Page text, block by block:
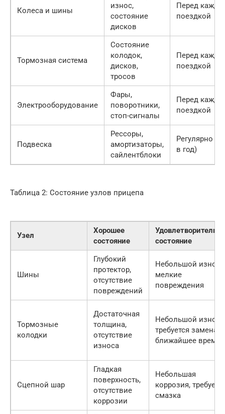
Колеса и шины
износ,
состояние
дисков
Перед
поездкой
Тормозная система
Состояние
колодок,
дисков,
тросов
Перед
поездкой
Электрооборудование
Фары,
поворотники,
стоп-сигналы
Перед
поездкой
Подвеска
Рессоры,
амортизаторы,
сайлентблоки
Регулярно
в год)
Таблица 2: Состояние узлов прицепа
Узел
Хорошее
состояние
состояние
Шины
Глубокий
протектор,
отсутствие
повреждений
Небольшой износ,
мелкие
повреждения
Тормозные
колодки
Достаточная
толщина,
отсутствие
износа
Небольшой износ,
требуется замена в
ближайшее время
Сцепной шар
Гладкая
поверхность,
отсутствие
коррозии
Небольшая
коррозия,
смазка